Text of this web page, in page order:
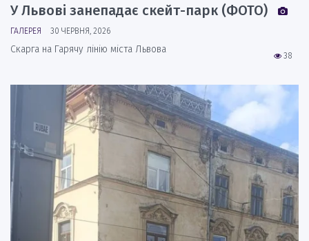
У Львові занепадає скейт-парк (ФОТО)
ГАЛЕРЕЯ 30 ЧЕРВНЯ, 2026
38
Скарга на Гарячу лінію міста Львова